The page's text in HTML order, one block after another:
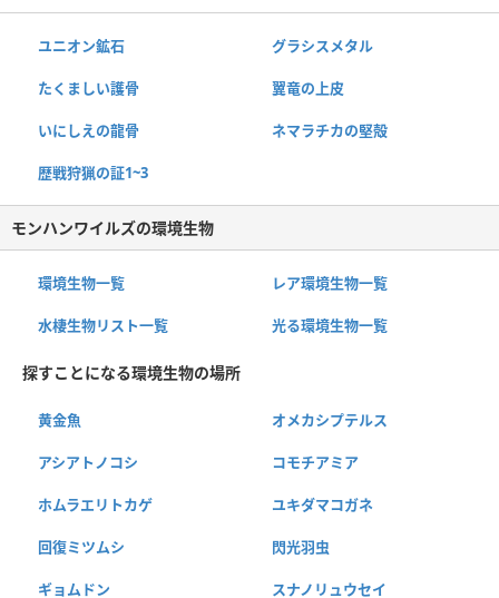
ユニオン鉱石 グラシスメタル
たくましい護骨 翼竜の上皮
いにしえの龍骨 ネマラチカの堅殻
歴戦狩猟の証1~3
モンハンワイルズの環境生物
環境生物一覧 レア環境生物一覧
水棲生物リスト一覧 光る環境生物一覧
探すことになる環境生物の場所
黄金魚 オメカシプテルス
アシアトノコシ コモチアミア
ホムラエリトカゲ ユキダマコガネ
回復ミツムシ 閃光羽虫
ギョムドン スナノリュウセイ